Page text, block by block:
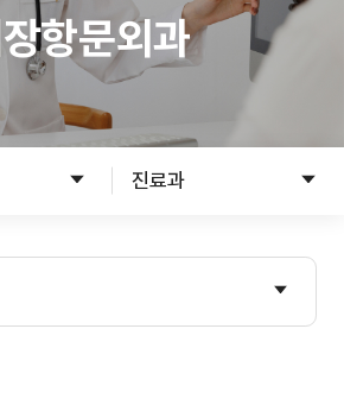
진료안내
진료절차
진료의뢰서
입원준비
항문외과
진료과